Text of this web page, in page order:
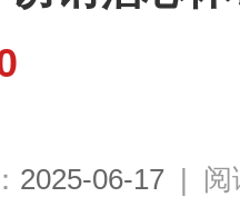
2025-06-17 | 阅